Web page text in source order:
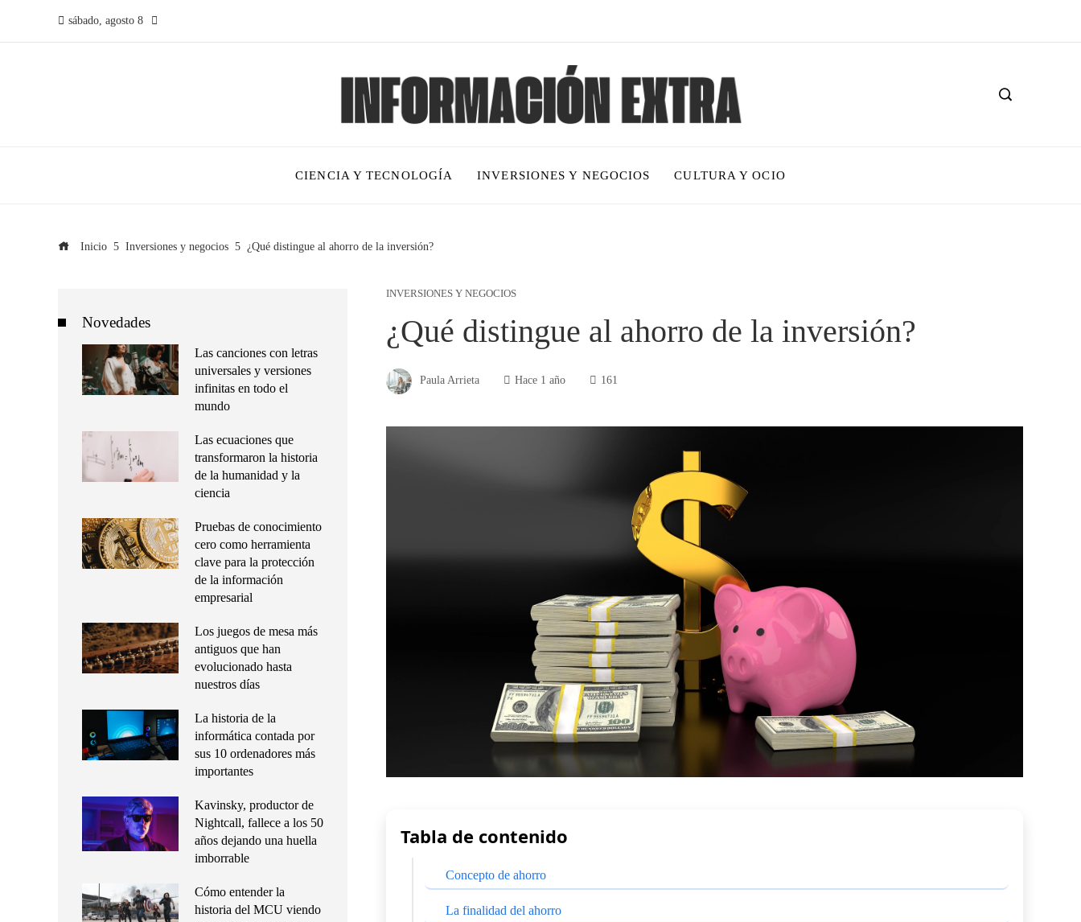
sábado, agosto 8
CIENCIA Y TECNOLOGÍA INVERSIONES Y NEGOCIOS CULTURA Y OCIO
Inicio Inversiones y negocios ¿Qué distingue al ahorro de la inversión?
INVERSIONES Y NEGOCIOS
¿Qué distingue al ahorro de la inversión?
Paula Arrieta Hace 1 año 161
Tabla de contenido
Concepto de ahorro
La finalidad del ahorro
Novedades
Las canciones con letras
universales y versiones
infinitas en todo el
mundo
Las ecuaciones que
transformaron la historia
de la humanidad y la
ciencia
Pruebas de conocimiento
cero como herramienta
clave para la protección
de la información
empresarial
Los juegos de mesa más
antiguos que han
evolucionado hasta
nuestros días
La historia de la
informática contada por
sus 10 ordenadores más
importantes
Kavinsky, productor de
Nightcall, fallece a los 50
años dejando una huella
imborrable
Cómo entender la
historia del MCU viendo